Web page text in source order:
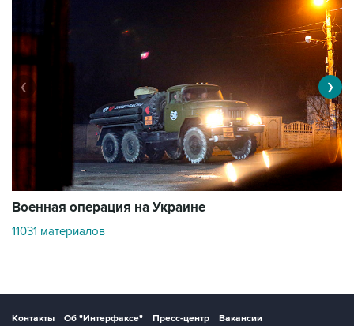
Военная операция на Украине
11031 материалов
❮ ❯
Контакты Об "Интерфаксе" Пресс-центр
Вакансии